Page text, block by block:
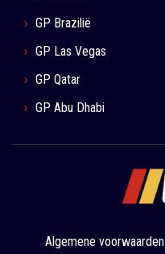
GP Brazilië
GP Las Vegas
GP Qatar
GP Abu Dhabi
Algemene voorwaarden